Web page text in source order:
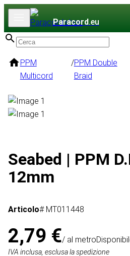
Paracord.eu
PPM
Multicord
/PPM Double
Braid
Seabed | PPM
12mm
Articolo# MT011448
2,79 €/ al metro
IVA inclusa, esclusa la spedizione